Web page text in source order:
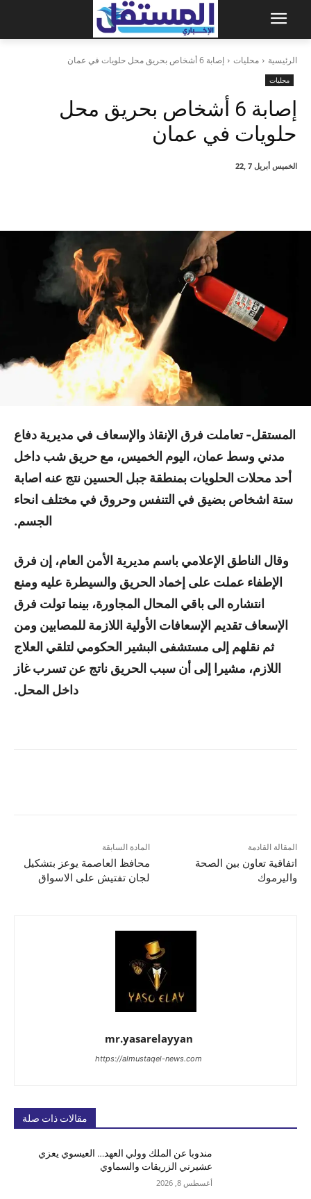
الرئيسية محليات إصابة 6 أشخاص بحريق محل حلويات في عمان
محليات
إصابة 6 أشخاص بحريق محل
حلويات في عمان
الخميس أبريل 7 ,22
المستقل- تعاملت فرق الإنقاذ والإسعاف في مديرية دفاع
مدني وسط عمان، اليوم الخميس، مع حريق شب داخل
أحد محلات الحلويات بمنطقة جبل الحسين نتج عنه اصابة
ستة اشخاص بضيق في التنفس وحروق في مختلف انحاء
الجسم.
وقال الناطق الإعلامي باسم مديرية الأمن العام، إن فرق
الإطفاء عملت على إخماد الحريق والسيطرة عليه ومنع
انتشاره الى باقي المحال المجاورة، بينما تولت فرق
الإسعاف تقديم الإسعافات الأولية اللازمة للمصابين ومن
ثم نقلهم إلى مستشفى البشير الحكومي لتلقي العلاج
اللازم، مشيرا إلى أن سبب الحريق ناتج عن تسرب غاز
داخل المحل.
المادة السابقة
محافظ العاصمة يوعز بتشكيل
لجان تفتيش على الاسواق
المقالة القادمة
اتفاقية تعاون بين الصحة
واليرموك
mr.yasarelayyan
https://almustaqel-news.com
مقالات ذات صلة
مندوبا عن الملك وولي العهد… العيسوي يعزي
عشيرني الزريقات والسماوي
أغسطس 8, 2026